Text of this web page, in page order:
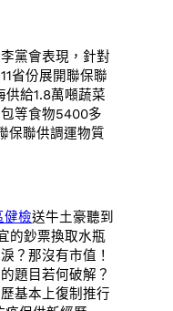
黨會表現，針對
省份展開聯保聯
供給1.8萬噸蔬菜
等食物5400多
保聯供調運物質
健檢送牛土豪聽到
的鈔票換取水瓶
？那沒有市值！
題目若何破解？
基本上復制推行